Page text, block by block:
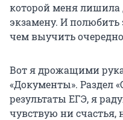
которой меня лишила
экзамену. И полюбить
чем выучить
Вот я дрожащими
«Документы». Раздел
результаты ЕГЭ, я
чувствую ни счастья,